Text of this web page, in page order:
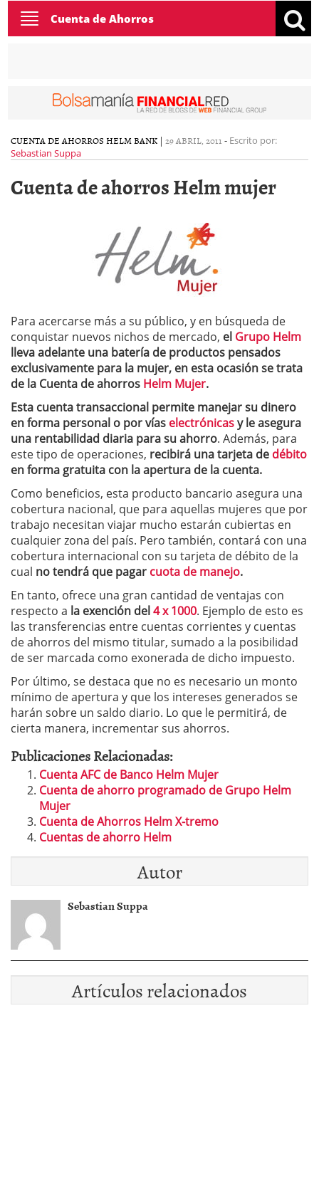
Toggle
navigation
Cuenta de Ahorros
CUENTA DE AHORROS HELM BANK | 29 ABRIL, 2011 - Escrito por:
Sebastian Suppa
Cuenta de ahorros Helm mujer
Para acercarse más a su público, y en búsqueda de
conquistar nuevos nichos de mercado, el Grupo Helm
lleva adelante una batería de productos pensados
exclusivamente para la mujer, en esta ocasión se trata
de la Cuenta de ahorros Helm Mujer.
Esta cuenta transaccional permite manejar su dinero
en forma personal o por vías electrónicasy le asegura
una rentabilidad diaria para su ahorro. Además, para
este tipo de operaciones, recibirá una tarjeta de débito
en forma gratuita con la apertura de la cuenta.
Como beneficios, esta producto bancario asegura una
cobertura nacional, que para aquellas mujeres que por
trabajo necesitan viajar mucho estarán cubiertas en
cualquier zona del país. Pero también, contará con una
cobertura internacional con su tarjeta de débito de la
cual no tendrá que pagar cuota de manejo.
En tanto, ofrece una gran cantidad de ventajas con
respecto a la exención del4 x 1000. Ejemplo de esto es
las transferencias entre cuentas corrientes y cuentas
de ahorros del mismo titular, sumado a la posibilidad
de ser marcada como exonerada de dicho impuesto.
Por último, se destaca que no es necesario un monto
mínimo de apertura y que los intereses generados se
harán sobre un saldo diario. Lo que le permitirá, de
cierta manera, incrementar sus ahorros.
Publicaciones Relacionadas:
Cuenta AFC de Banco Helm Mujer
Cuenta de ahorro programado de Grupo Helm
Mujer
Cuenta de Ahorros Helm X-tremo
Cuentas de ahorro Helm
Autor
Sebastian Suppa
Artículos relacionados